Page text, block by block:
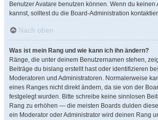
Benutzer Avatare benutzen können. Wenn du keinen
kannst, solltest du die Board-Administration
Nach oben
Was ist mein Rang und wie kann ich ihn ändern?
Ränge, die unter deinem Benutzernamen stehen,
Beiträge du bislang erstellt hast oder identifizieren
Moderatoren und Administratoren. Normalerweise
eines Ranges nicht direkt ändern, da sie von der
festgelegt wurden. Bitte schreibe keine sinnlosen
Rang zu erhöhen — die meisten Boards dulden
ein Moderator oder Administrator wird deinen Rang